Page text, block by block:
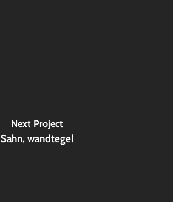
Next Project
Sahn, wandtegel